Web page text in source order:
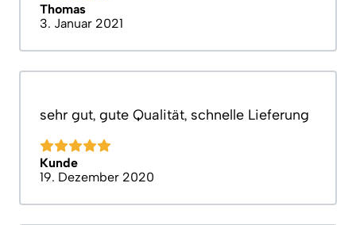
Thomas
3. Januar 2021
sehr gut, gute Qualität, schnelle Lieferung
Kunde
19. Dezember 2020